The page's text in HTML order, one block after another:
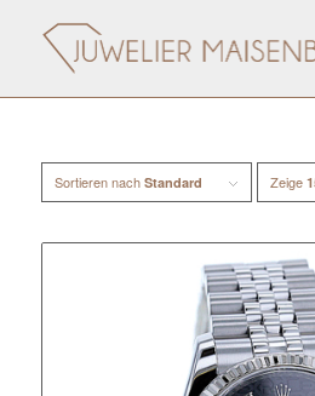
Sortieren nach Standard Zeige